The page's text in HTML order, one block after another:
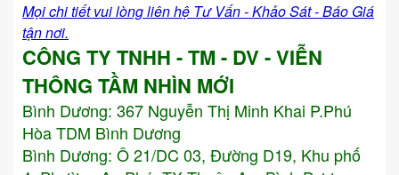
Mọi chi tiết vui lòng liên hệ Tư Vấn - Khảo Sát - Báo Giá
tận nơi.
CÔNG TY TNHH - TM - DV - VIỄN
THÔNG TẦM NHÌN MỚI
Bình Dương: 367 Nguyễn Thị Minh Khai P.Phú
Hòa TDM Bình Dương
Bình Dương: Ô 21/DC 03, Đường D19, Khu phố